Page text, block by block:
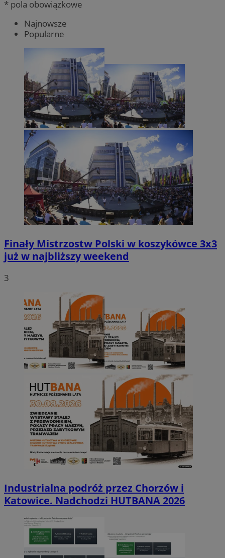
* pola obowiązkowe
Najnowsze
Popularne
Finały Mistrzostw Polski w koszykówce 3x3
już w najbliższy weekend
3
Industrialna podróż przez Chorzów i
Katowice. Nadchodzi HUTBANA 2026